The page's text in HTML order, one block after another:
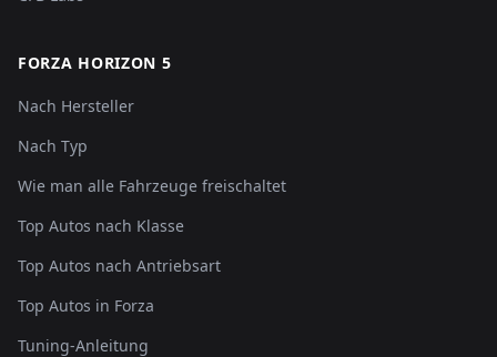
FORZA HORIZON 5
Nach Hersteller
Nach Typ
Wie man alle Fahrzeuge freischaltet
Top Autos nach Klasse
Top Autos nach Antriebsart
Top Autos in Forza
Tuning-Anleitung